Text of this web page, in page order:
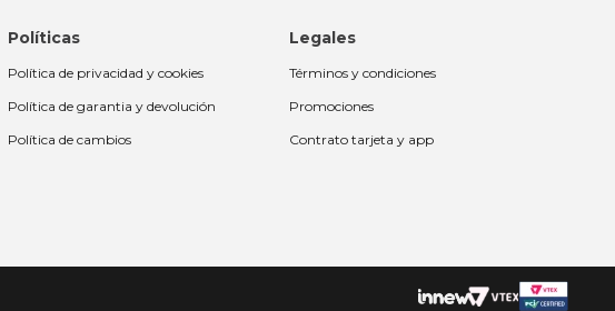
Políticas
Política de privacidad y cookies
Política de garantia y devolución
Política de cambios
Legales
Términos y condiciones
Promociones
Contrato tarjeta y app